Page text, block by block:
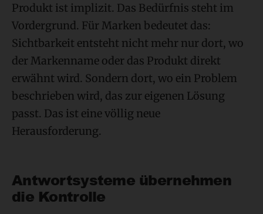
Produkt ist implizit. Das Bedürfnis steht im
Vordergrund. Für Marken bedeutet das:
Sichtbarkeit entsteht nicht mehr nur dort, wo
der Markenname oder das Produkt direkt
erwähnt wird. Sondern dort, wo ein Problem
beschrieben wird, das zur eigenen Lösung
passt. Das ist eine völlig neue
Herausforderung.
Antwortsysteme übernehmen
die Kontrolle